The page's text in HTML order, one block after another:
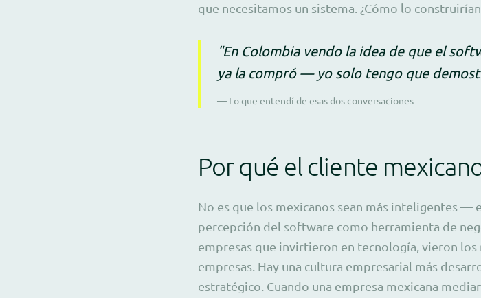
que necesitamos un sistema. ¿Cómo lo
"En Colombia vendo la idea de que el
ya la compró — yo solo tengo que
— Lo que entendí de esas dos conversaciones
Por qué el cliente
No es que los mexicanos sean más inteligentes —
percepción del software como herramienta de
empresas que invirtieron en tecnología, vieron
empresas. Hay una cultura empresarial más
estratégico. Cuando una empresa mexicana